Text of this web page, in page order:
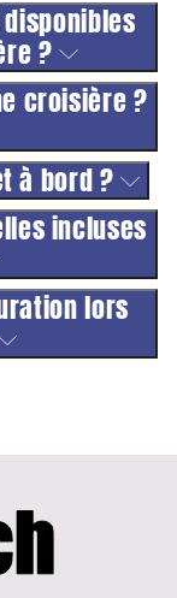
?
croisière ?
à bord ?
incluses
lors